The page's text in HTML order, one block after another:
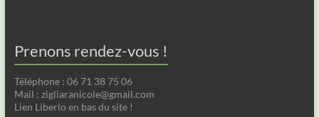
Prenons rendez-vous !
Téléphone : 06 71 38 75 06
Mail : zigliaranicole@gmail.com
Lien Liberlo en bas du site !